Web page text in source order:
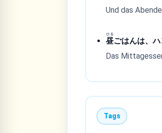
Und das
昼
ひる
ごはんは、
Das
Tags